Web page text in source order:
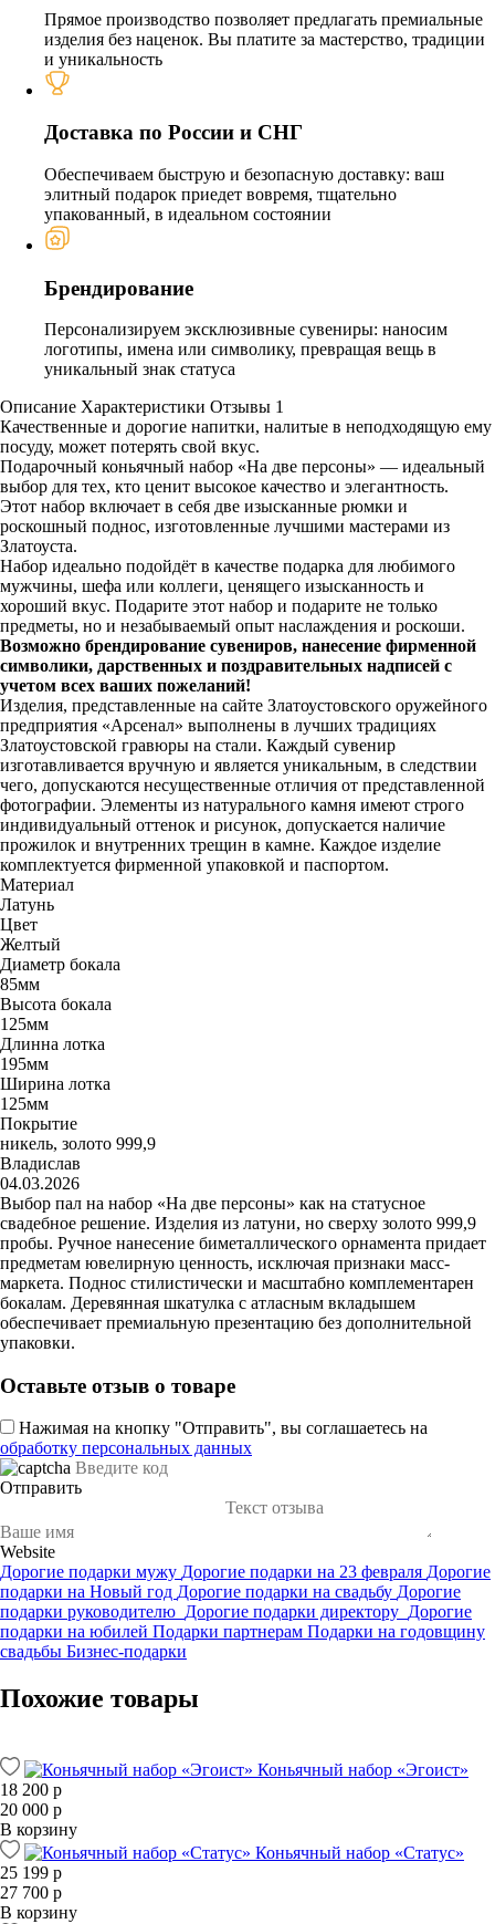
Прямое производство позволяет предлагать премиальные
изделия без наценок. Вы платите за мастерство, традиции
и уникальность
Доставка по России и СНГ
Обеспечиваем быструю и безопасную доставку: ваш
элитный подарок приедет вовремя, тщательно
упакованный, в идеальном состоянии
Брендирование
Персонализируем эксклюзивные сувениры: наносим
логотипы, имена или символику, превращая вещь в
уникальный знак статуса
Описание Характеристики Отзывы 1
Качественные и дорогие напитки, налитые в неподходящую ему
посуду, может потерять свой вкус.
Подарочный коньячный набор «На две персоны» — идеальный
выбор для тех, кто ценит высокое качество и элегантность.
Этот набор включает в себя две изысканные рюмки и
роскошный поднос, изготовленные лучшими мастерами из
Златоуста.
Набор идеально подойдёт в качестве подарка для любимого
мужчины, шефа или коллеги, ценящего изысканность и
хороший вкус. Подарите этот набор и подарите не только
предметы, но и незабываемый опыт наслаждения и роскоши.
Возможно брендирование сувениров, нанесение фирменной
символики, дарственных и поздравительных надписей с
учетом всех ваших пожеланий!
Изделия, представленные на сайте Златоустовского оружейного
предприятия «Арсенал» выполнены в лучших традициях
Златоустовской гравюры на стали. Каждый сувенир
изготавливается вручную и является уникальным, в следствии
чего, допускаются несущественные отличия от представленной
фотографии. Элементы из натурального камня имеют строго
индивидуальный оттенок и рисунок, допускается наличие
прожилок и внутренних трещин в камне. Каждое изделие
комплектуется фирменной упаковкой и паспортом.
Материал
Латунь
Цвет
Желтый
Диаметр бокала
85мм
Высота бокала
125мм
Длинна лотка
195мм
Ширина лотка
125мм
Покрытие
никель, золото 999,9
Владислав
04.03.2026
Выбор пал на набор «На две персоны» как на статусное
свадебное решение. Изделия из латуни, но сверху золото 999,9
пробы. Ручное нанесение биметаллического орнамента придает
предметам ювелирную ценность, исключая признаки масс-
маркета. Поднос стилистически и масштабно комплементарен
бокалам. Деревянная шкатулка с атласным вкладышем
обеспечивает премиальную презентацию без дополнительной
упаковки.
Оставьте отзыв о товаре
Нажимая на кнопку "Отправить", вы соглашаетесь на
обработку персональных данных
Отправить
Website
Дорогие подарки мужу Дорогие подарки на 23 февраля Дорогие
подарки на Новый год Дорогие подарки на свадьбу Дорогие
подарки руководителю Дорогие подарки директору Дорогие
подарки на юбилей Подарки партнерам Подарки на годовщину
свадьбы Бизнес-подарки
Похожие товары
Коньячный набор «Эгоист»
18 200 р
20 000 р
В корзину
Коньячный набор «Статус»
25 199 р
27 700 р
В корзину